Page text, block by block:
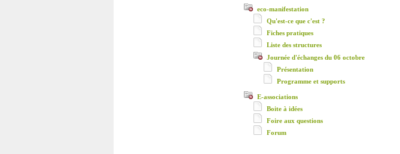
eco-manifestation
Qu'est-ce que c'est ?
Fiches pratiques
Liste des structures
Journée d'échanges du 06 octobre
Présentation
Programme et supports
E-associations
Boite à idées
Foire aux questions
Forum